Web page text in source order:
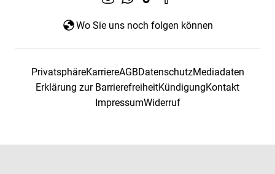
Wo Sie uns noch folgen können
PrivatsphäreKarriereAGBDatenschutzMediadaten
Erklärung zur BarrierefreiheitKündigungKontakt
ImpressumWiderruf